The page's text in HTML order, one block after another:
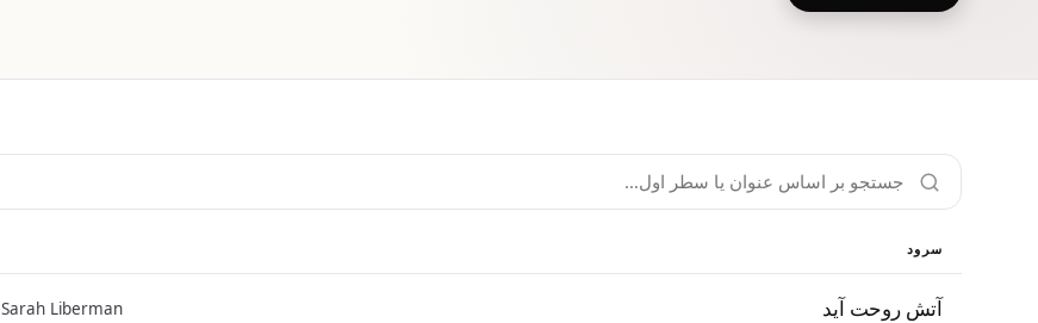
سرود
آتش روحت آید Sarah Liberman